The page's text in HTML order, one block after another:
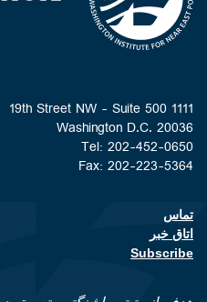
Homepage
1111 19th Street NW - Suite 500
Washington D.C. 20036
Tel: 202-452-0650
Fax: 202-223-5364
Footer contact links
تماس
اتاق خبر
Subscribe